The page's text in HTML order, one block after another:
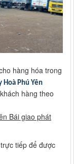
hàng hóa trong
Hoà Phú Yên
hàng theo
Bái giao phát
tiếp để được